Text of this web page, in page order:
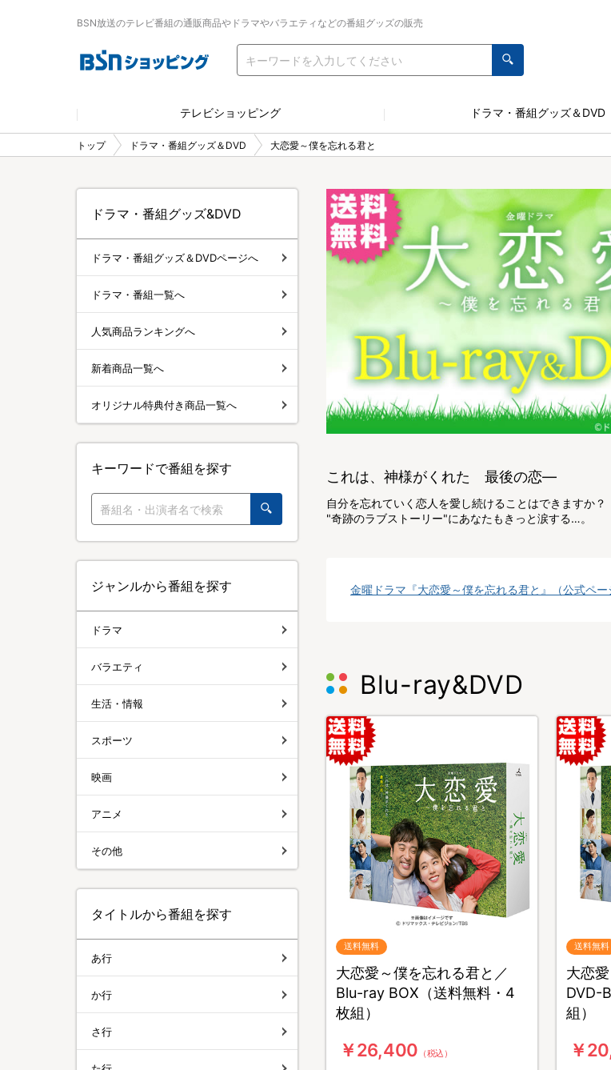
BSN放送のテレビ番組の通販商品やドラマやバラエティなどの番組グッズの販売
テレビショッピング ドラマ・番組グッズ＆DVD
トップ ドラマ・番組グッズ＆DVD 大恋愛～僕を忘れる君と
これは、神様がくれた 最後の恋―
自分を忘れていく恋人を愛し続けることはできますか？
"奇跡のラブストーリー"にあなたもきっと涙する…。
金曜ドラマ『大恋愛～僕を忘れる君と』（公式ペー
Blu-ray&DVD
送料無料
大恋愛～僕を忘れる君と／
Blu-ray BOX（送料無料・4
枚組）
￥26,400 （税込）
送料無料
大恋
DVD-
組）
￥
ドラマ・番組グッズ&DVD
ドラマ・番組グッズ＆DVDページへ
ドラマ・番組一覧へ
人気商品ランキングへ
新着商品一覧へ
オリジナル特典付き商品一覧へ
キーワードで番組を探す
ジャンルから番組を探す
ドラマ
バラエティ
生活・情報
スポーツ
映画
アニメ
その他
タイトルから番組を探す
あ行
か行
さ行